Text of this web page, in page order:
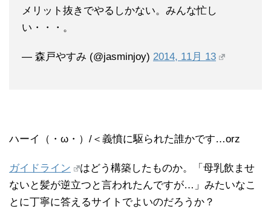
メリット抜きでやるしかない。みんな忙し
い・・・。
— 森戸やすみ (@jasminjoy) 2014, 11月 13
ハーイ（・ω・）/＜義憤に駆られた誰かです…orz
ガイドライン
はどう構築したものか。「母乳飲ませ
ないと髪が逆立つと言われたんですが…」みたいなこ
とに丁寧に答えるサイトでよいのだろうか？